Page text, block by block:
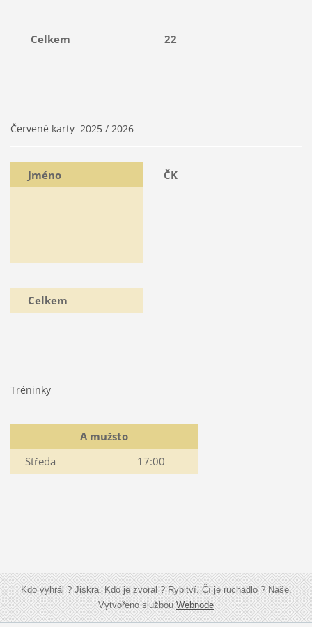
Celkem 22
Červené karty 2025 / 2026
Jméno ČK
Celkem
Tréninky
A mužsto
Středa
17:00
Kdo vyhrál ? Jiskra. Kdo je zvoral ? Rybitví. Čí je ruchadlo ? Naše.
Vytvořeno službouWebnode